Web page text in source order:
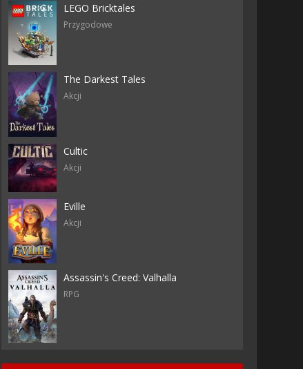
LEGO Bricktales
Przygodowe
The Darkest Tales
Akcji
Cultic
Akcji
Eville
Akcji
Assassin's Creed: Valhalla
RPG